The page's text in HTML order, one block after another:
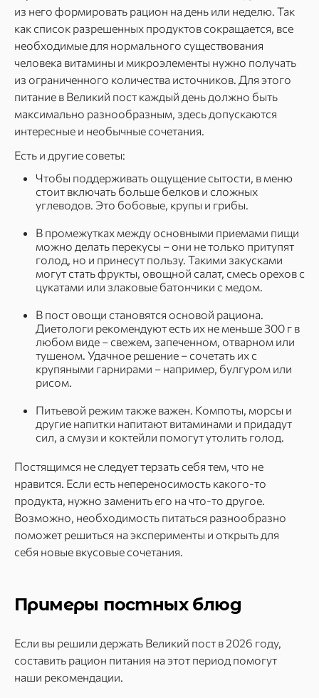
из него формировать рацион на день или неделю. Так
как список разрешенных продуктов сокращается, все
необходимые для нормального существования
человека витамины и микроэлементы нужно получать
из ограниченного количества источников. Для этого
питание в Великий пост каждый день должно быть
максимально разнообразным, здесь допускаются
интересные и необычные сочетания.
Есть и другие советы:
Чтобы поддерживать ощущение сытости, в меню
стоит включать больше белков и сложных
углеводов. Это бобовые, крупы и грибы.
В промежутках между основными приемами пищи
можно делать перекусы – они не только притупят
голод, но и принесут пользу. Такими закусками
могут стать фрукты, овощной салат, смесь орехов с
цукатами или злаковые батончики с медом.
В пост овощи становятся основой рациона.
Диетологи рекомендуют есть их не меньше 300 г в
любом виде – свежем, запеченном, отварном или
тушеном. Удачное решение – сочетать их с
крупяными гарнирами – например, булгуром или
рисом.
Питьевой режим также важен. Компоты, морсы и
другие напитки напитают витаминами и придадут
сил, а смузи и коктейли помогут утолить голод.
Постящимся не следует терзать себя тем, что не
нравится. Если есть непереносимость какого-то
продукта, нужно заменить его на что-то другое.
Возможно, необходимость питаться разнообразно
поможет решиться на эксперименты и открыть для
себя новые вкусовые сочетания.
Примеры постных блюд
Если вы решили держать Великий пост в 2026 году,
составить рацион питания на этот период помогут
наши рекомендации.